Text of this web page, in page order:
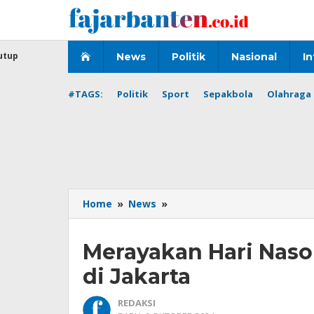
News Politik Nasional
#TAGS: Politik Sport Sepakbola
Home » News »
Hari
ke-
113,
Taiwan
Merayakan Hari
di Jakarta
REDAKSI